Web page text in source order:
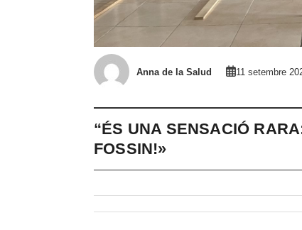
Anna de la Salud 11 setembre
“ÉS UNA SENSACIÓ
FOSSIN!»